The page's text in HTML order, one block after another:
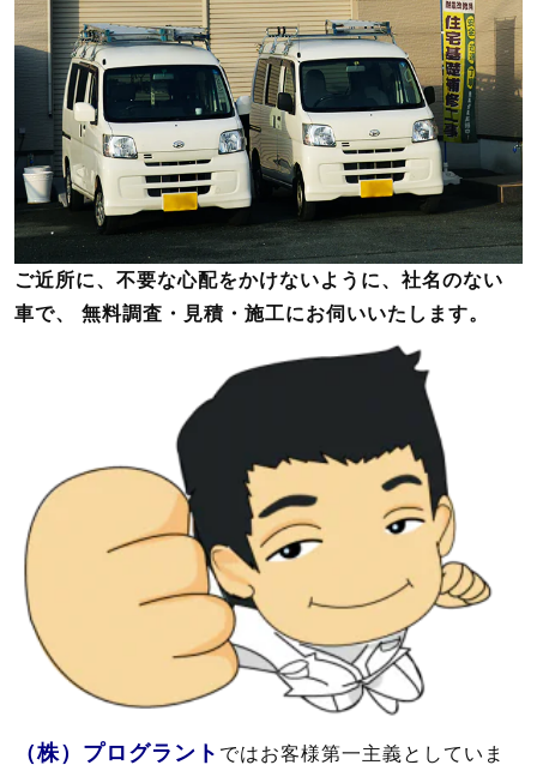
ご近所に、不要な心配をかけないように、社名のない
車で、 無料調査・見積・施工にお伺いいたします。
（株）プログラント ではお客様第一主義としていま